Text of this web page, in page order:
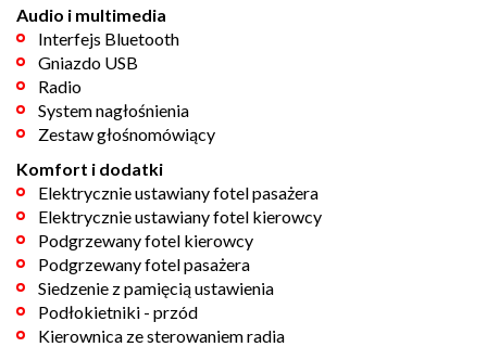
Audio i multimedia
Interfejs Bluetooth
Gniazdo USB
Radio
System nagłośnienia
Zestaw głośnomówiący
Komfort i dodatki
Elektrycznie ustawiany fotel pasażera
Elektrycznie ustawiany fotel kierowcy
Podgrzewany fotel kierowcy
Podgrzewany fotel pasażera
Siedzenie z pamięcią ustawienia
Podłokietniki - przód
Kierownica ze sterowaniem radia